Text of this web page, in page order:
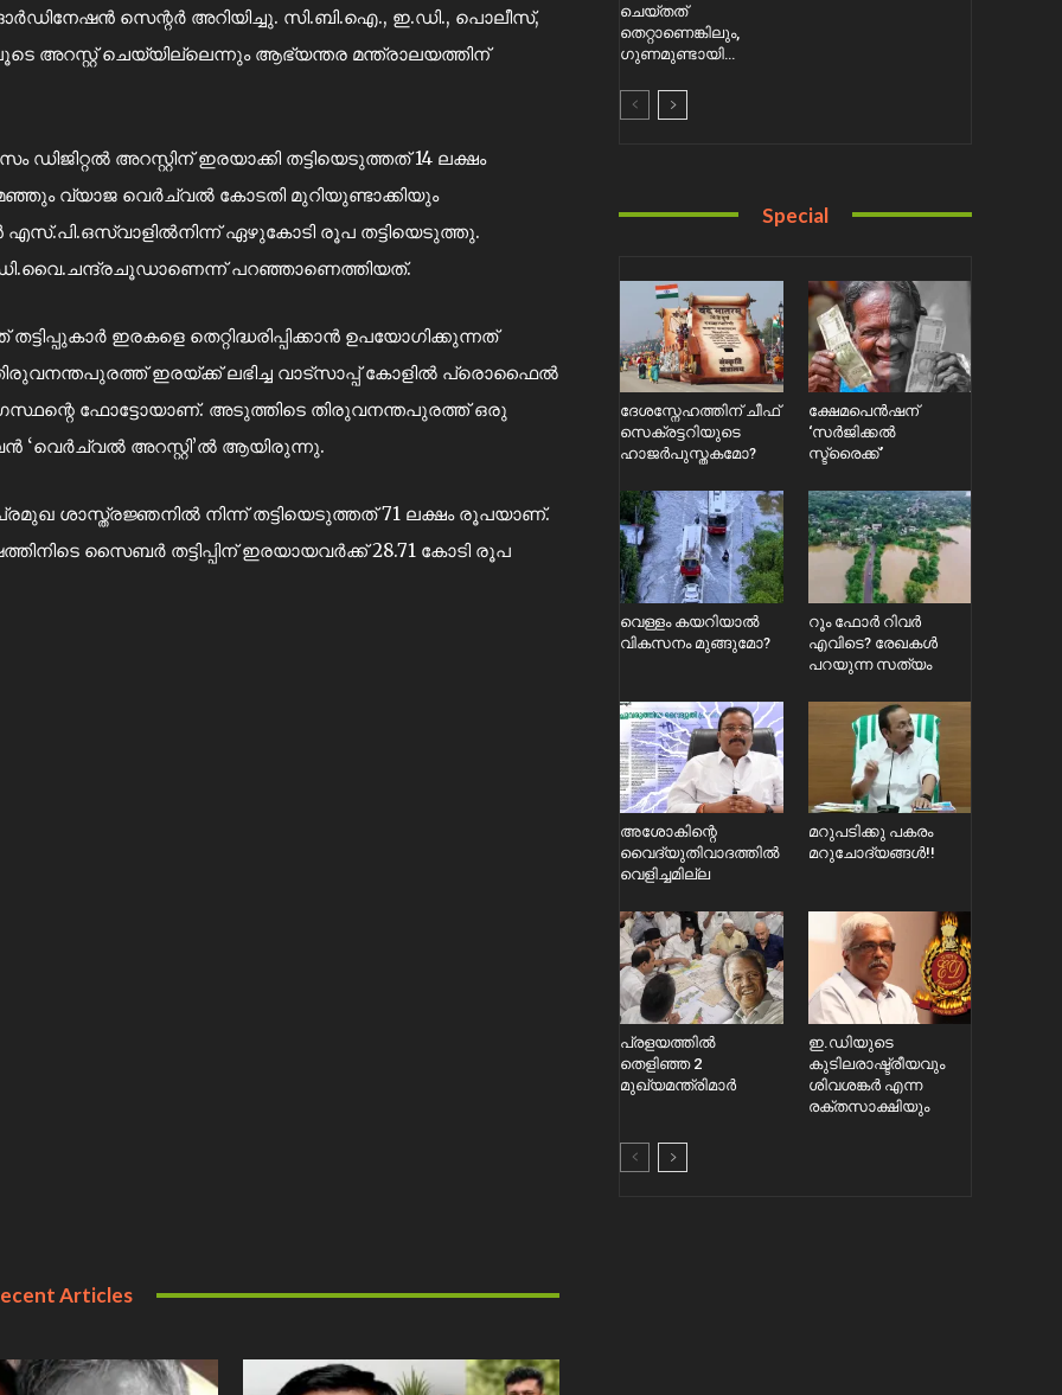
സെന്റർ അറിയിച്ചു. സി.ബി.ഐ., ഇ.ഡി., പൊലീസ്,
അറസ്റ്റ് ചെയ്യില്ലെന്നും ആഭ്യന്തര മന്ത്രാലയത്തിന്
അറസ്റ്റിന് ഇരയാക്കി തട്ടിയെടുത്തത് 14 ലക്ഷം
വ്യാജ വെർച്വൽ കോടതി മുറിയുണ്ടാക്കിയും
ഏഴുകോടി രൂപ തട്ടിയെടുത്തു.
ഡി.വൈ.ചന്ദ്രചൂഡാണെന്ന് പറഞ്ഞാണെത്തിയത്.
ഇരകളെ തെറ്റിദ്ധരിപ്പിക്കാൻ ഉപയോഗിക്കുന്നത്
ഇരയ്ക്ക് ലഭിച്ച വാട്സാപ്പ് കോളിൽ പ്രൊഫൈൽ
ഫോട്ടോയാണ്. അടുത്തിടെ തിരുവനന്തപുരത്ത് ഒരു
‘വെർച്വൽ അറസ്റ്റി’ൽ ആയിരുന്നു.
ശാസ്ത്രജ്ഞനിൽ നിന്ന് തട്ടിയെടുത്തത് 71 ലക്ഷം രൂപയാണ്.
സൈബർ തട്ടിപ്പിന് ഇരയായവർക്ക് 28.71 കോടി രൂപ
Articles
ചെയ്തത്
തെറ്റാണെങ്കിലും,
ഗുണമുണ്ടായി…
Special
ദേശസ്നേഹത്തിന് ചീഫ്
സെക്രട്ടറിയുടെ
ഹാജർപുസ്തകമോ?
ക്ഷേമപെൻഷന്
‘സർജിക്കൽ
സ്ട്രൈക്ക്’
വെള്ളം കയറിയാൽ
വികസനം മുങ്ങുമോ?
റൂം ഫോർ റിവർ
എവിടെ? രേഖകൾ
പറയുന്ന സത്യം
അശോകിന്റെ
വൈദ്യുതിവാദത്തിൽ
വെളിച്ചമില്ല
മറുപടിക്കു പകരം
മറുചോദ്യങ്ങൾ!!
പ്രളയത്തിൽ
തെളിഞ്ഞ 2
മുഖ്യമന്ത്രിമാർ
ഇ.ഡിയുടെ
കുടിലരാഷ്ട്രീയവും
ശിവശങ്കർ എന്ന
രക്തസാക്ഷിയും